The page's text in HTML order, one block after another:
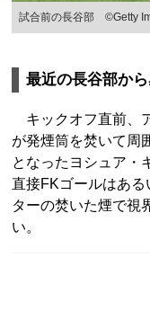
試合前の長谷部 ©Getty
最近の長谷部か
キックオフ直前、
が発煙筒を焚いて周
となったヨシュア・
直接FKゴールはあ
ターの焚いた煙で視
い。